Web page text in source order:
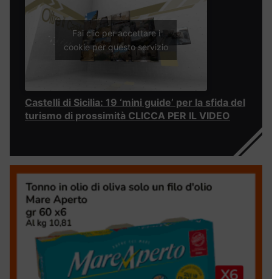
Fai clic per accettare i
cookie per questo servizio
Castelli di Sicilia: 19 ‘mini guide’ per la sfida del
turismo di prossimità CLICCA PER IL VIDEO